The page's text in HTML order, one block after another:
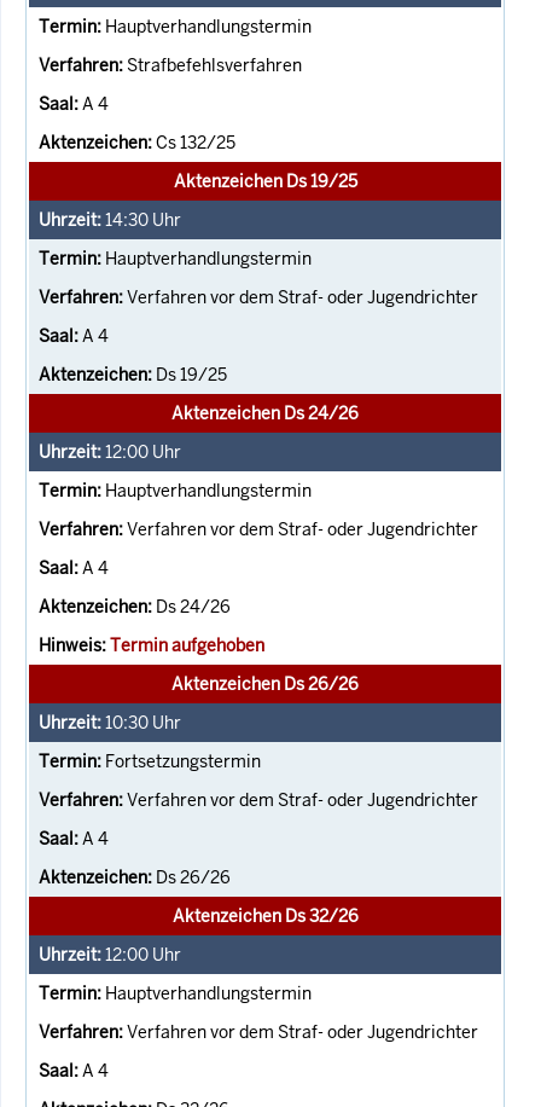
Hauptverhandlungstermin
Strafbefehlsverfahren
A 4
Cs 132/25
Aktenzeichen Ds 19/25
14:30 Uhr
Hauptverhandlungstermin
Verfahren vor dem Straf- oder Jugendrichter
A 4
Ds 19/25
Aktenzeichen Ds 24/26
12:00 Uhr
Hauptverhandlungstermin
Verfahren vor dem Straf- oder Jugendrichter
A 4
Ds 24/26
Termin aufgehoben
Aktenzeichen Ds 26/26
10:30 Uhr
Fortsetzungstermin
Verfahren vor dem Straf- oder Jugendrichter
A 4
Ds 26/26
Aktenzeichen Ds 32/26
12:00 Uhr
Hauptverhandlungstermin
Verfahren vor dem Straf- oder Jugendrichter
A 4